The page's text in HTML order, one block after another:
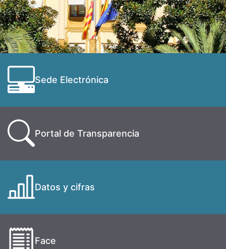
Sede Electrónica
Portal de Transparencia
Datos y cifras
Face